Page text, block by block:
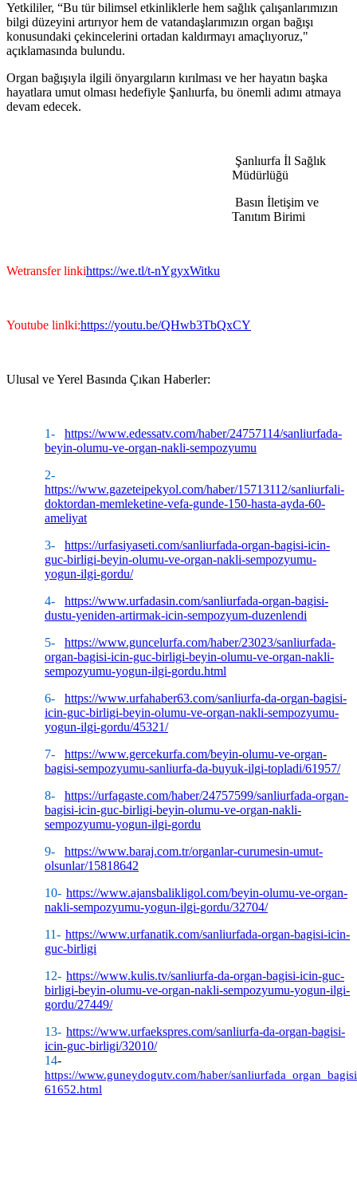
Yetkililer, “Bu tür bilimsel etkinliklerle hem sağlık çalışanlarımızın
bilgi düzeyini artırıyor hem de vatandaşlarımızın organ bağışı
konusundaki çekincelerini ortadan kaldırmayı amaçlıyoruz,"
açıklamasında bulundu.
Organ bağışıyla ilgili önyargıların kırılması ve her hayatın başka
hayatlara umut olması hedefiyle Şanlıurfa, bu önemli adımı atmaya
devam edecek.
Şanlıurfa İl Sağlık
Müdürlüğü
Basın İletişim ve
Tanıtım Birimi
Wetransfer linkihttps://we.tl/t-nYgyxWitku
Youtube linlki:https://youtu.be/QHwb3TbQxCY
Ulusal ve Yerel Basında Çıkan Haberler:
1-
https://www.edessatv.com/haber/24757114/sanliurfada-
beyin-olumu-ve-organ-nakli-sempozyumu
2-
https://www.gazeteipekyol.com/haber/15713112/sanliurfali-
doktordan-memleketine-vefa-gunde-150-hasta-ayda-60-
ameliyat
3-
https://urfasiyaseti.com/sanliurfada-organ-bagisi-icin-
guc-birligi-beyin-olumu-ve-organ-nakli-sempozyumu-
yogun-ilgi-gordu/
4-
https://www.urfadasin.com/sanliurfada-organ-bagisi-
dustu-yeniden-artirmak-icin-sempozyum-duzenlendi
5-
https://www.guncelurfa.com/haber/23023/sanliurfada-
organ-bagisi-icin-guc-birligi-beyin-olumu-ve-organ-nakli-
sempozyumu-yogun-ilgi-gordu.html
6-
https://www.urfahaber63.com/sanliurfa-da-organ-bagisi-
icin-guc-birligi-beyin-olumu-ve-organ-nakli-sempozyumu-
yogun-ilgi-gordu/45321/
7-
https://www.gercekurfa.com/beyin-olumu-ve-organ-
bagisi-sempozyumu-sanliurfa-da-buyuk-ilgi-topladi/61957/
8-
https://urfagaste.com/haber/24757599/sanliurfada-organ-
bagisi-icin-guc-birligi-beyin-olumu-ve-organ-nakli-
sempozyumu-yogun-ilgi-gordu
9-
https://www.baraj.com.tr/organlar-curumesin-umut-
olsunlar/15818642
10- https://www.ajansbalikligol.com/beyin-olumu-ve-organ-
nakli-sempozyumu-yogun-ilgi-gordu/32704/
11- https://www.urfanatik.com/sanliurfada-organ-bagisi-icin-
guc-birligi
12- https://www.kulis.tv/sanliurfa-da-organ-bagisi-icin-guc-
birligi-beyin-olumu-ve-organ-nakli-sempozyumu-yogun-ilgi-
gordu/27449/
13- https://www.urfaekspres.com/sanliurfa-da-organ-bagisi-
icin-guc-birligi/32010/
14-
https://www.guneydogutv.com/haber/
61652.html